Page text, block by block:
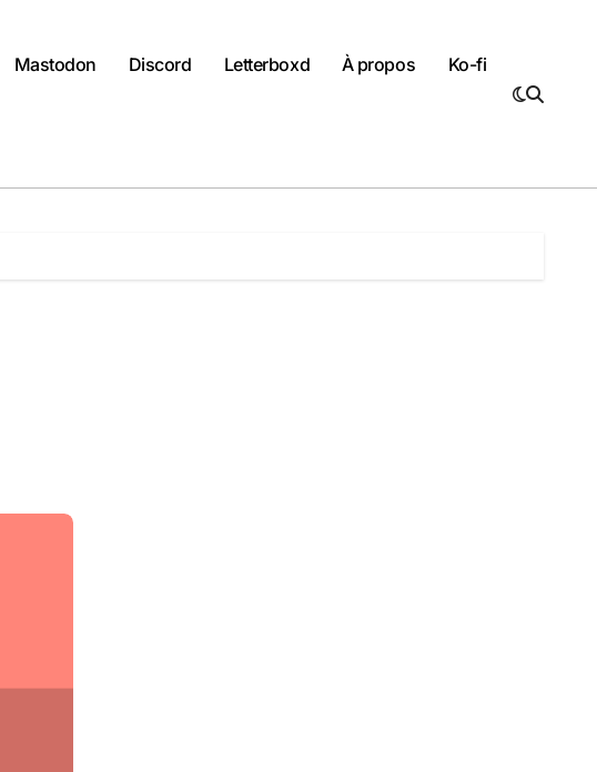
Mastodon Discord Letterboxd À propos Ko-fi